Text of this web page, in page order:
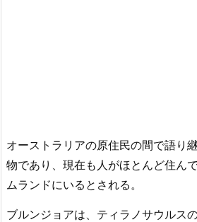
オーストラリアの原住民の間で語り
物であり、現在も人がほとんど住ん
ムランドにいるとされる。
ブルンジョアは、ティラノサウルス